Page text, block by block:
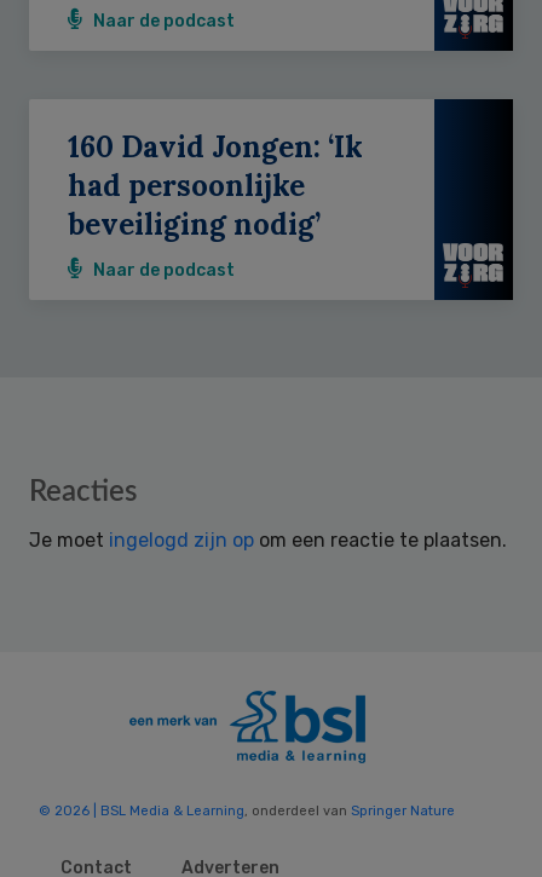
Naar de podcast
160 David Jongen: ‘Ik
had persoonlijke
beveiliging nodig’
Naar de podcast
Reader
Reacties
Je moet ingelogd zijn op om een reactie te plaatsen.
© 2026 | BSL Media & Learning, onderdeel van Springer Nature
Contact Adverteren